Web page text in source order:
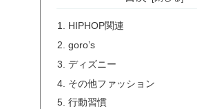
HIPHOP関連
goro’s
ディズニー
その他ファッション
行動習慣